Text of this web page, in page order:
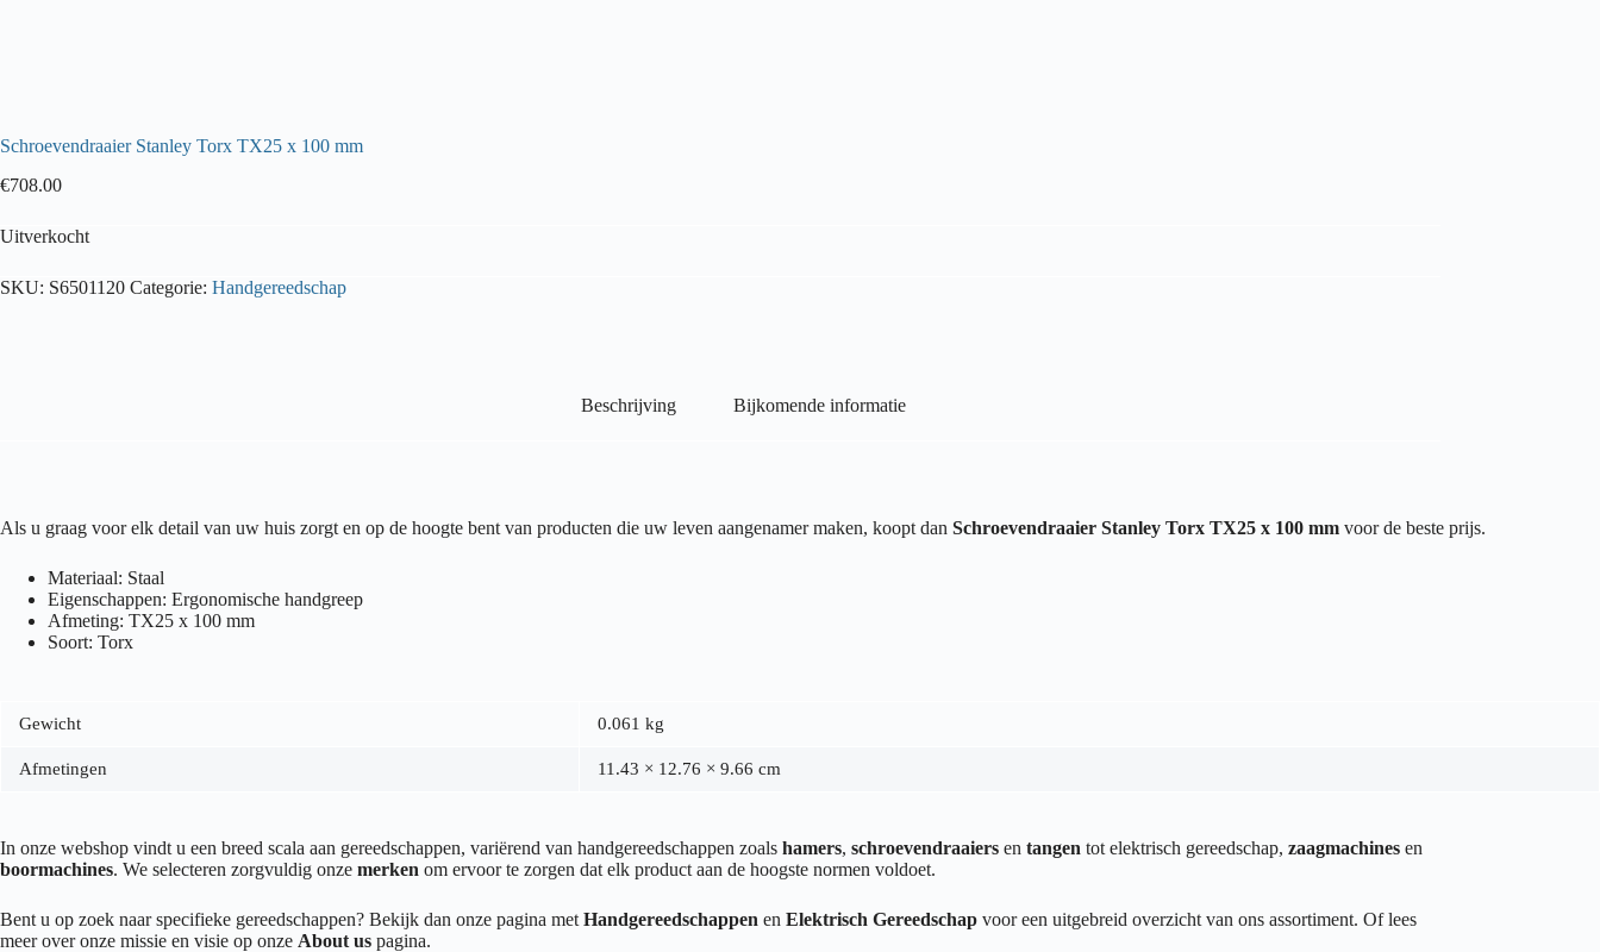
Schroevendraaier Stanley Torx TX25 x 100 mm
€708.00
Uitverkocht
SKU: S6501120 Categorie: Handgereedschap
Beschrijving Bijkomende informatie
Als u graag voor elk detail van uw huis zorgt en op de hoogte bent van producten die uw leven aangenamer maken, koopt dan Schroevendraaier Stanley Torx TX25 x 100 mm voor de beste prijs.
Materiaal: Staal
Eigenschappen: Ergonomische handgreep
Afmeting: TX25 x 100 mm
Soort: Torx
Gewicht 0.061 kg
Afmetingen 11.43 × 12.76 × 9.66 cm
In onze webshop vindt u een breed scala aan gereedschappen, variërend van handgereedschappen zoals hamers, schroevendraaiers en tangen tot elektrisch gereedschap, zaagmachines en
boormachines. We selecteren zorgvuldig onze merken om ervoor te zorgen dat elk product aan de hoogste normen voldoet.
Bent u op zoek naar specifieke gereedschappen? Bekijk dan onze pagina met Handgereedschappen en Elektrisch Gereedschap voor een uitgebreid overzicht van ons assortiment. Of lees
meer over onze missie en visie op onze About us pagina.